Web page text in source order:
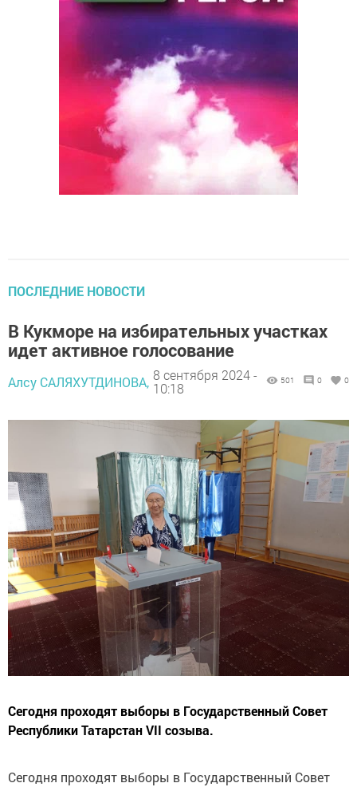
ПОСЛЕДНИЕ НОВОСТИ
В Кукморе на избирательных участках
идет активное голосование
Алсу САЛЯХУТДИНОВА, 8 сентября 2024 -
10:18
501 0 0
Сегодня проходят выборы в Государственный Совет
Республики Татарстан VII созыва.
Сегодня проходят выборы в Государственный Совет